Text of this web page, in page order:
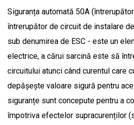
Siguranța automată 50A
întrerupător de circuit de instalare
sub denumirea de ESC - este un
electrice, a cărui sarcină este să
circuitului atunci când curentul care
depășește valoare sigură pentru
siguranțe sunt concepute pentru a
împotriva efectelor supracurenților